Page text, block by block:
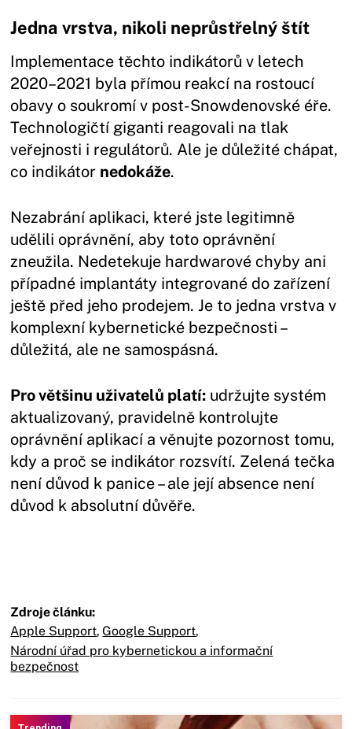
Jedna vrstva, nikoli neprůstřelný štít
Implementace těchto indikátorů v letech
2020–2021 byla přímou reakcí na rostoucí
obavy o soukromí v post-Snowdenovské éře.
Technologičtí giganti reagovali na tlak
veřejnosti i regulátorů. Ale je důležité chápat,
co indikátor nedokáže.
Nezabrání aplikaci, které jste legitimně
udělili oprávnění, aby toto oprávnění
zneužila. Nedetekuje hardwarové chyby ani
případné implantáty integrované do zařízení
ještě před jeho prodejem. Je to jedna vrstva v
komplexní kybernetické bezpečnosti –
důležitá, ale ne samospásná.
Pro většinu uživatelů platí: udržujte systém
aktualizovaný, pravidelně kontrolujte
oprávnění aplikací a věnujte pozornost tomu,
kdy a proč se indikátor rozsvítí. Zelená tečka
není důvod k panice – ale její absence není
důvod k absolutní důvěře.
Zdroje článku:
Apple Support, Google Support,
Národní úřad pro kybernetickou a informační
bezpečnost